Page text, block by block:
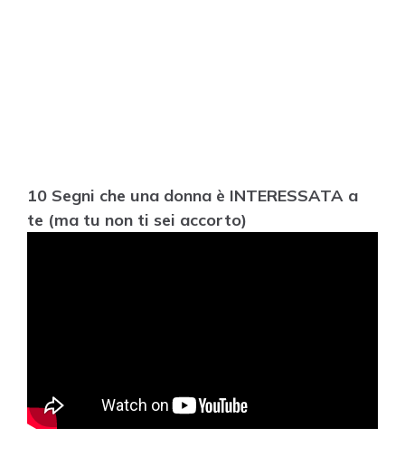
10 Segni che una donna è INTERESSATA a
te (ma tu non ti sei accorto)